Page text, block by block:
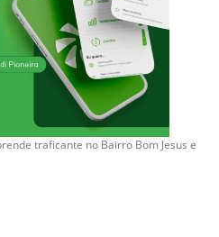
traficante no Bairro Bom Jesus e